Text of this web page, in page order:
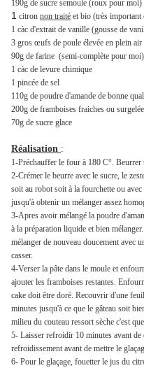
190g de sucre semoule (roux pour moi)
1 citron non traité et bio (très important
1 càc d'extrait de vanille (gousse de
3 gros œufs de poule élevée en plein air
90g de farine (semi-complète pour moi)
1 càc de levure chimique
1 pincée de sel
110g de poudre d'amande de bonne
200g de framboises fraiches ou
70g de sucre glace
Réalisation :
1-Préchauffer le four à 180 C°. Beurrer
2-Crémer le beurre avec le sucre, le
soit au robot soit à la fourchette ou
jusqu'à obtenir un mélanger assez
3-Apres avoir mélangé la poudre
à la préparation liquide et bien
mélanger de nouveau doucement avec
casser.
4-Verser la pâte dans le moule et
ajouter les framboises restantes.
cake doit être doré. Recouvrir d'une
minutes jusqu'à ce que le gâteau soit
milieu du couteau ressort sèche c'est
5- Laisser refroidir 10 minutes avant de
refroidissement avant de mettre le
6- Pour le glaçage, fouetter le jus du